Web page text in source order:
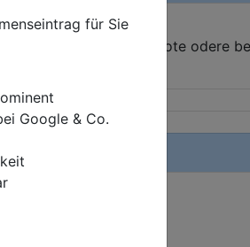
hinzufügen?
um Sonderangebote odere
für Sie
Google & Co.